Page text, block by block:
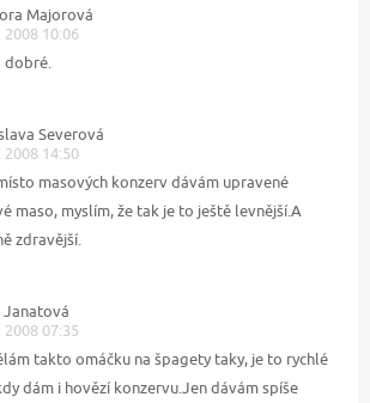
Majorová
2008 10:06
dobré.
Severová
2008 14:50
masových konzerv dávám upravené
maso, myslím, že tak je to ještě levnější.A
zdravější.
Janatová
2008 07:35
takto omáčku na špagety taky, je to rychlé
dám i hovězí konzervu.Jen dávám spíše